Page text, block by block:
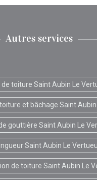
Autres services
de toiture Saint Aubin Le
et bâchage Saint
gouttière Saint Aubin Le
Saint Aubin Le
de toiture Saint Aubin Le